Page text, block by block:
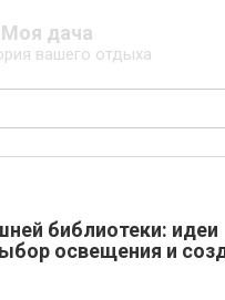
Моя дача
вашего отдыха
библиотеки: идеи
освещения и